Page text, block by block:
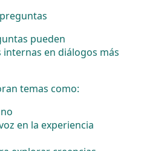
pueden
en diálogos más
temas como:
en la experiencia